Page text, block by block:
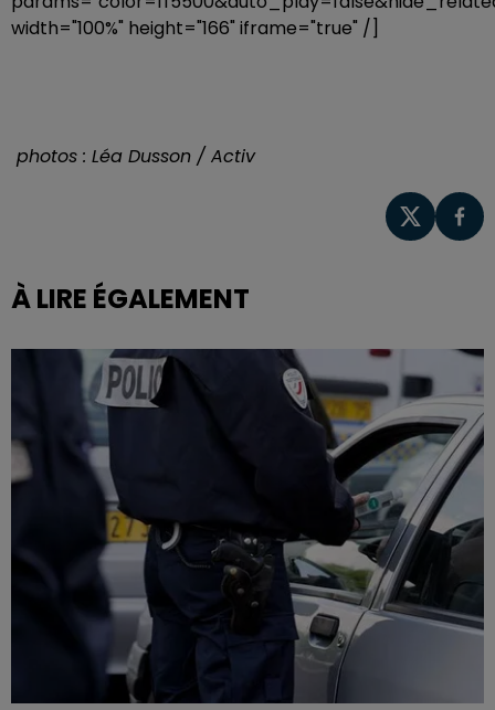
width="100%" height="166" iframe="true" /]
photos : Léa Dusson / Activ
À LIRE ÉGALEMENT